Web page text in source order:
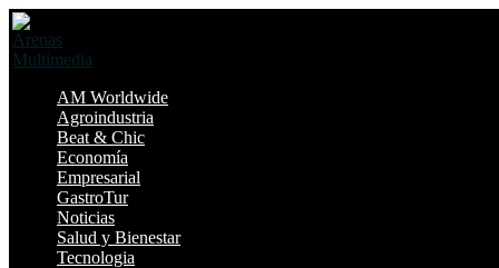
AM Worldwide
Agroindustria
Beat & Chic
Economía
Empresarial
GastroTur
Noticias
Salud y Bienestar
Tecnologia